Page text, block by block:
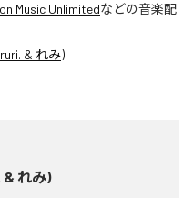
Music Unlimitedなどの音楽配
& れみ)
れみ)